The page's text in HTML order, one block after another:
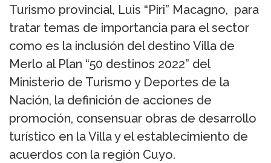
Turismo provincial, Luis “Piri” Macagno, para
tratar temas de importancia para el sector
como es la inclusión del destino Villa de
Merlo al Plan “50 destinos 2022” del
Ministerio de Turismo y Deportes de la
Nación, la definición de acciones de
promoción, consensuar obras de desarrollo
turístico en la Villa y el establecimiento de
acuerdos con la región Cuyo.